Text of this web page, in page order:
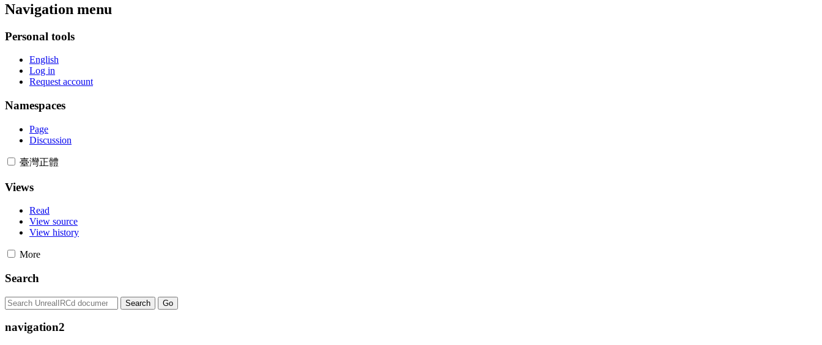
Navigation menu
Personal tools
English
Log in
Request account
Namespaces
Page
Discussion
臺灣正體
Views
Read
View source
View history
More
Search
navigation2